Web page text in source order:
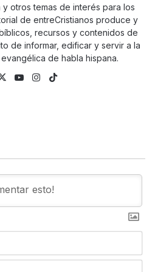
y otros temas de interés para los
de entreCristianos produce y
recursos y contenidos de
de informar, edificar y servir a la
de habla hispana.
X YouTubeInstagram
m